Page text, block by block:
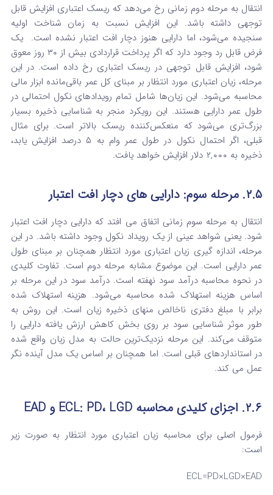
انتقال به مرحله دوم زمانی رخ می‌دهد که ریسک اعتباری افزایش قابل
توجهی داشته باشد. این افزایش نسبت به زمان شناخت اولیه
سنجیده می‌شود، اما دارایی هنوز دچار افت اعتبار نشده است. یک
فرض قابل رد وجود دارد که اگر پرداخت قراردادی بیش از ۳۰ روز معوق
شود، افزایش قابل توجهی در ریسک اعتباری رخ داده است. در این
مرحله، زیان اعتباری مورد انتظار بر مبنای کل عمر باقی‌مانده ابزار مالی
محاسبه می‌شود. این زیان‌ها شامل تمام رویدادهای نکول احتمالی در
طول عمر دارایی هستند. این رویکرد منجر به شناسایی ذخیره بسیار
بزرگ‌تری می‌شود که منعکس‌کننده ریسک بالاتر است. برای مثال
قبلی، اگر احتمال نکول در طول عمر وام به ۵ درصد افزایش یابد،
ذخیره به ۲,۰۰۰ دلار افزایش خواهد یافت.
۲.۵. مرحله سوم: دارایی های دچار افت اعتبار
انتقال به مرحله سوم زمانی اتفاق می‌ افتد که دارایی دچار افت اعتبار
شود. یعنی شواهد عینی از یک رویداد نکول وجود داشته باشد. در این
مرحله، اندازه‌ گیری زیان اعتباری مورد انتظار همچنان بر مبنای طول
عمر دارایی است. این موضوع مشابه مرحله دوم است. تفاوت کلیدی
در نحوه محاسبه درآمد سود نهفته است. درآمد سود در این مرحله بر
اساس هزینه استهلاک شده محاسبه می‌شود. هزینه استهلاک شده
برابر با مبلغ دفتری ناخالص منهای ذخیره زیان است. این روش به
طور موثر شناسایی سود بر روی بخش کاهش ارزش یافته دارایی را
متوقف می‌کند. این مرحله نزدیک‌ترین حالت به مدل زیان واقع شده
در استانداردهای قبلی است. اما همچنان بر اساس یک مدل آینده نگر
عمل می کند.
۲.۶. اجزای کلیدی محاسبه ECL: PD، LGD و EAD
فرمول اصلی برای محاسبه زیان اعتباری مورد انتظار به صورت زیر
است:
ECL=PD×LGD×EAD